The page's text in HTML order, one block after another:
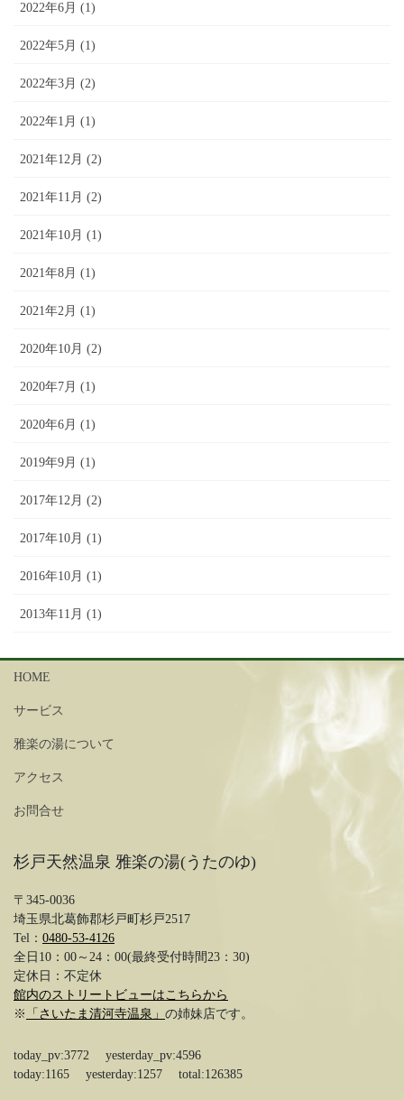
2022年6月 (1)
2022年5月 (1)
2022年3月 (2)
2022年1月 (1)
2021年12月 (2)
2021年11月 (2)
2021年10月 (1)
2021年8月 (1)
2021年2月 (1)
2020年10月 (2)
2020年7月 (1)
2020年6月 (1)
2019年9月 (1)
2017年12月 (2)
2017年10月 (1)
2016年10月 (1)
2013年11月 (1)
HOME
サービス
雅楽の湯について
アクセス
お問合せ
杉戸天然温泉 雅楽の湯(うたのゆ)
〒345-0036
埼玉県北葛飾郡杉戸町杉戸2517
Tel： 0480-53-4126
全日10：00～24：00(最終受付時間23：30)
定休日：不定休
館内のストリートビューはこちらから
※
「さいたま清河寺温泉」 の姉妹店です。
today_pv:3772 yesterday_pv:4596
today:1165 yesterday:1257 total:126385